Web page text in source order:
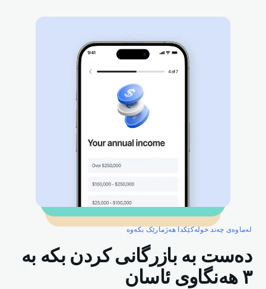
لەماوەی چەند خولەکێکدا هەژمارێک بکەوە
دەست بە بازرگانی کردن بکە بە
٣ هەنگاوی ئاسان